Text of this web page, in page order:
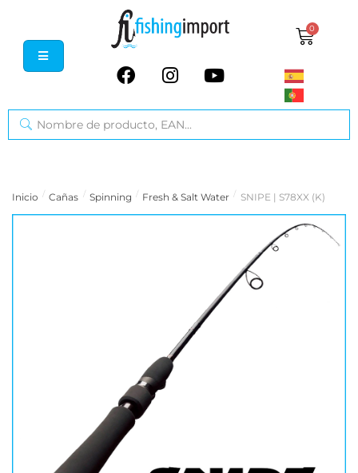
0
Inicio / Cañas / Spinning / Fresh & Salt Water / SNIPE | S78XX (K)